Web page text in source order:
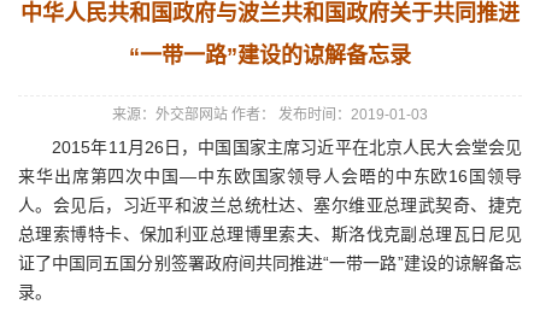
中华人民共和国政府与波兰共和国政府关于共同推进
“一带一路”建设的谅解备忘录
来源：外交部网站 作者： 发布时间：2019-01-03
2015年11月26日，中国国家主席习近平在北京人民大会堂会见
来华出席第四次中国—中东欧国家领导人会晤的中东欧16国领导
人。会见后，习近平和波兰总统杜达、塞尔维亚总理武契奇、捷克
总理索博特卡、保加利亚总理博里索夫、斯洛伐克副总理瓦日尼见
证了中国同五国分别签署政府间共同推进“一带一路”建设的谅解备忘
录。